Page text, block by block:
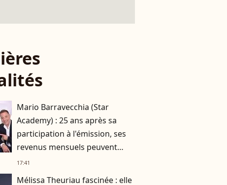
Mario Barravecchia (Star
Academy) : 25 ans après sa
participation à l'émission, ses
revenus mensuels peuvent
atteindre 5 chiffres !
17:41
Mélissa Theuriau fascinée : elle